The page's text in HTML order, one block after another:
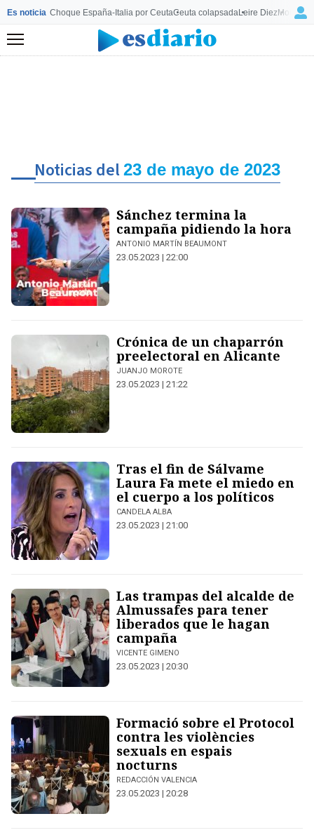
Es noticia Choque España-Italia por CeutaCeuta colapsadaLeire Diez
Menú
Noticias del23 de mayo de 2023
Sánchez termina la
campaña pidiendo la hora
ANTONIO MARTÍN BEAUMONT
23.05.2023 | 22:00
Crónica de un chaparrón
preelectoral en Alicante
JUANJO MOROTE
23.05.2023 | 21:22
Tras el fin de Sálvame
Laura Fa mete el miedo en
el cuerpo a los políticos
CANDELA ALBA
23.05.2023 | 21:00
Las trampas del alcalde de
Almussafes para tener
liberados que le hagan
campaña
VICENTE GIMENO
23.05.2023 | 20:30
Formació sobre el Protocol
contra les violències
sexuals en espais
nocturns
REDACCIÓN VALENCIA
23.05.2023 | 20:28